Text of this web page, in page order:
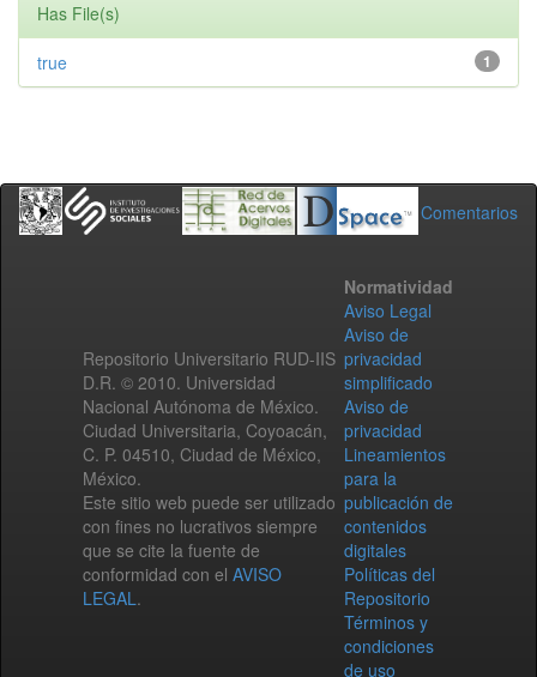
Has File(s)
1
true
Comentarios
Repositorio Universitario RUD-IIS
D.R. © 2010. Universidad
Nacional Autónoma de México.
Ciudad Universitaria, Coyoacán,
C. P. 04510, Ciudad de México,
México.
Este sitio web puede ser utilizado
con fines no lucrativos siempre
que se cite la fuente de
conformidad con el AVISO
LEGAL.
Normatividad
Aviso Legal
Aviso de
privacidad
simplificado
Aviso de
privacidad
Lineamientos
para la
publicación de
contenidos
digitales
Políticas del
Repositorio
Términos y
condiciones
de uso